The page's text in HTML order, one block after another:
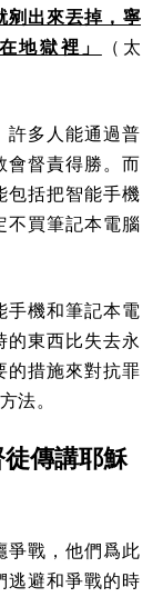
剜出來丟掉，寧
地獄裡」
（太
許多人能通過普
督責得勝。而
包括把智能手機
不買筆記本電腦
手機和筆記本電
的東西比失去永
的措施來對抗罪
法。
傳講耶穌
爭戰，他們爲此
逃避和爭戰的時